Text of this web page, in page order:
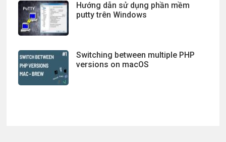
Hướng dẫn sử dụng phần mềm
putty trên Windows
Switching between multiple PHP
versions on macOS